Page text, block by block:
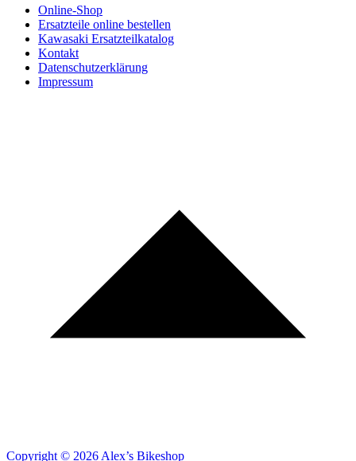
Online-Shop
Ersatzteile online bestellen
Kawasaki Ersatzteilkatalog
Kontakt
Datenschutzerklärung
Impressum
Copyright © 2026 Alex’s Bikeshop